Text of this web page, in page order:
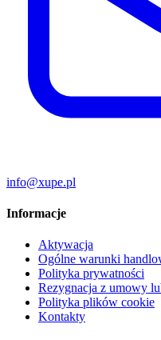
info@xupe.pl
Informacje
Aktywacja
Ogólne warunki
Polityka prywatności
Rezygnacja z umowy
Polityka plików cookie
Kontakty